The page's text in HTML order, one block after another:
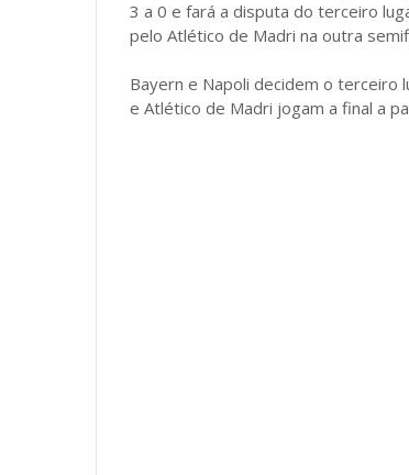
3 a 0 e fará a disputa do terceiro
pelo Atlético de Madri na outra
Bayern e Napoli decidem o terceiro
e Atlético de Madri jogam a final a